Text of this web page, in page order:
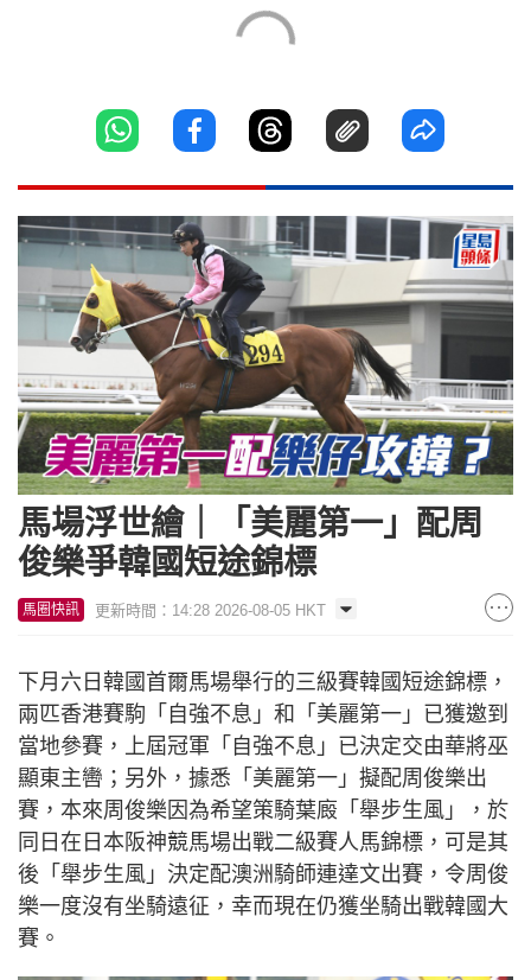
馬場浮世繪｜「美麗第一」配周
俊樂爭韓國短途錦標
馬圈快訊 更新時間：14:28 2026-08-05 HKT
下月六日韓國首爾馬場舉行的三級賽韓國短途錦標，
兩匹香港賽駒「自強不息」和「美麗第一」已獲邀到
當地參賽，上屆冠軍「自強不息」已決定交由華將巫
顯東主轡；另外，據悉「美麗第一」擬配周俊樂出
賽，本來周俊樂因為希望策騎葉廄「舉步生風」，於
同日在日本阪神競馬場出戰二級賽人馬錦標，可是其
後「舉步生風」決定配澳洲騎師連達文出賽，令周俊
樂一度沒有坐騎遠征，幸而現在仍獲坐騎出戰韓國大
賽。